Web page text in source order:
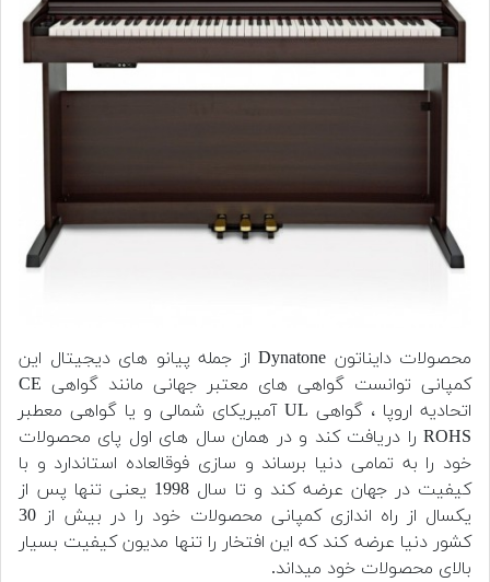
محصولات دایناتون Dynatone از جمله پیانو های دیجیتال این
کمپانی توانست گواهی های معتبر جهانی مانند گواهی CE
اتحادیه اروپا ، گواهی UL آمیریکای شمالی و یا گواهی معطبر
ROHS را دریافت کند و در همان سال های اول پای محصولات
خود را به تمامی دنیا برساند و سازی فوقالعاده استاندارد و با
کیفیت در جهان عرضه کند و تا سال 1998 یعنی تنها پس از
یکسال از راه اندازی کمپانی محصولات خود را در بیش از 30
کشور دنیا عرضه کند که این افتخار را تنها مدیون کیفیت بسیار
بالای محصولات خود میداند.